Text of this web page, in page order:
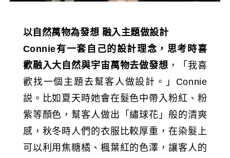
以自然萬物為發想 融入主題做設計
Connie有一套自己的設計理念，思考時喜
歡融入大自然與宇宙萬物去做發想 ，「我喜
歡找一個主題去幫客人做設計。」Connie
説。比如夏天時她會在髮色中帶入粉紅、粉
紫等顏色，幫客人做出「繡球花」般的清爽
感，秋冬時人們的衣服比較厚重，在染髮上
可以利用焦糖橘、楓葉紅的色澤，讓客人的